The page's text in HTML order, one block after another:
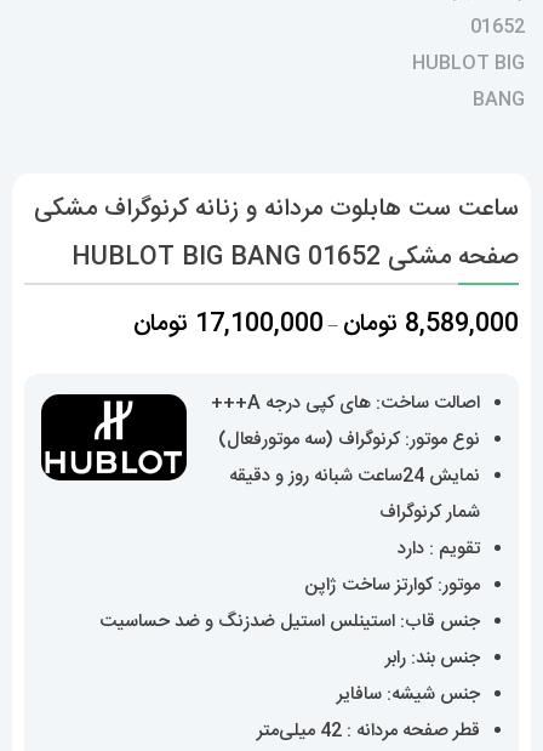
ساعت ست هابلوت مردانه و زنانه کرنوگراف مشکی
صفحه مشکی 01652 HUBLOT BIG BANG
8,589,000 تومان –
17,100,000 تومان
8,589,000 تومان
تا
17,100,000 تومان
اصالت ساخت: های کپی درجه A+++
نوع موتور: کرنوگراف (سه موتورفعال)
نمایش 24ساعت شبانه روز و دقیقه
شمار کرنوگراف
تقویم : دارد
موتور: کوارتز ساخت ژاپن
جنس قاب: استینلس استیل ضدزنگ و ضد حساسیت
جنس بند: رابر
جنس شیشه: سافایر
قطر صفحه مردانه : 42 میلی‌متر